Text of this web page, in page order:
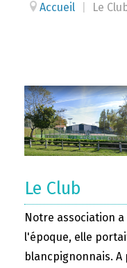
Accueil Le
Le Club
Notre association
l'époque, elle
blancpignonnais.